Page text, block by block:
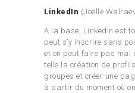
LinkedIn (Joëlle
A la base, LinkedIn est
peut s’y inscrire sans
et on peut faire pas mal
telle la création de
groupes et créer une
à partir du moment où